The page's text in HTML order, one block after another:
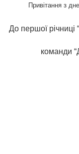
Привітання з
До першої річниці
команди